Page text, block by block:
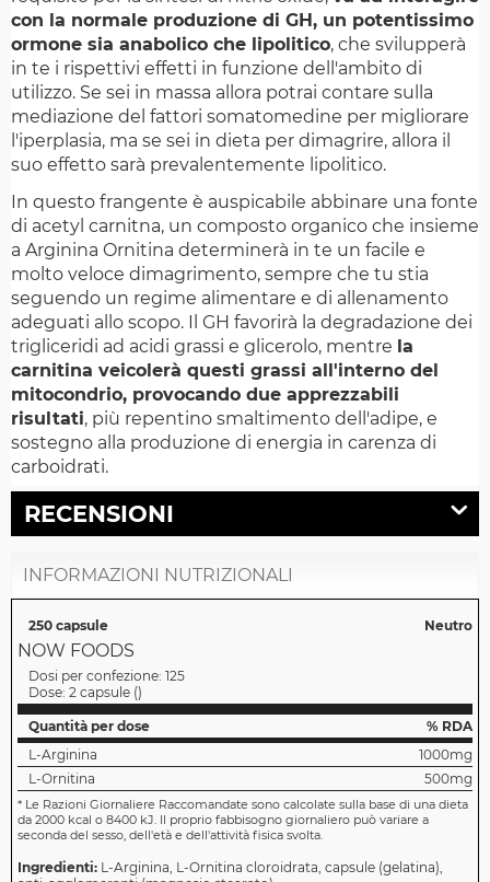
con la normale produzione di GH, un potentissimo
ormone sia anabolico che lipolitico, che svilupperà
in te i rispettivi effetti in funzione dell'ambito di
utilizzo. Se sei in massa allora potrai contare sulla
mediazione del fattori somatomedine per migliorare
l'iperplasia, ma se sei in dieta per dimagrire, allora il
suo effetto sarà prevalentemente lipolitico.
In questo frangente è auspicabile abbinare una fonte
di acetyl carnitna, un composto organico che insieme
a Arginina Ornitina determinerà in te un facile e
molto veloce dimagrimento, sempre che tu stia
seguendo un regime alimentare e di allenamento
adeguati allo scopo. Il GH favorirà la degradazione dei
trigliceridi ad acidi grassi e glicerolo, mentre la
carnitina veicolerà questi grassi all'interno del
mitocondrio, provocando due apprezzabili
risultati, più repentino smaltimento dell'adipe, e
sostegno alla produzione di energia in carenza di
carboidrati.
RECENSIONI
INFORMAZIONI NUTRIZIONALI
250 capsule Neutro
NOW FOODS
Dosi per confezione: 125
Dose: 2 capsule ()
Quantità per dose
% RDA
L-Arginina
1000mg
L-Ornitina
500mg
* Le Razioni Giornaliere Raccomandate sono calcolate sulla base di una dieta
da 2000 kcal o 8400 kJ. Il proprio fabbisogno giornaliero può variare a
seconda del sesso, dell'età e dell'attività fisica svolta.
Ingredienti: L-Arginina, L-Ornitina cloroidrata, capsule (gelatina),